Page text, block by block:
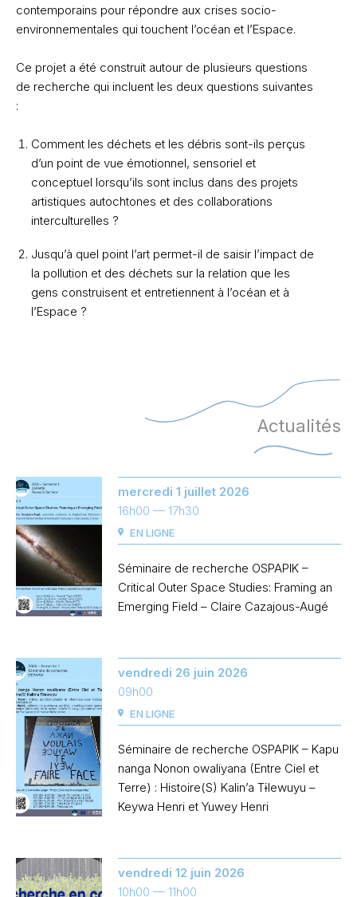
contemporains pour répondre aux crises socio-
environnementales qui touchent l’océan et l’Espace.
Ce projet a été construit autour de plusieurs questions
de recherche qui incluent les deux questions suivantes
:
Comment les déchets et les débris sont-ils perçus
d’un point de vue émotionnel, sensoriel et
conceptuel lorsqu’ils sont inclus dans des projets
artistiques autochtones et des collaborations
interculturelles ?
Jusqu’à quel point l’art permet-il de saisir l’impact de
la pollution et des déchets sur la relation que les
gens construisent et entretiennent à l’océan et à
l’Espace ?
Actualités
mercredi 1 juillet 2026
16h00 — 17h30
EN LIGNE
Séminaire de recherche OSPAPIK –
Critical Outer Space Studies: Framing an
Emerging Field – Claire Cazajous-Augé
vendredi 26 juin 2026
09h00
EN LIGNE
Séminaire de recherche OSPAPIK – Kapu
nanga Nonon owaliyana (Entre Ciel et
Terre) : Histoire(S) Kalin’a Tɨlewuyu –
Keywa Henri et Yuwey Henri
vendredi 12 juin 2026
10h00 — 11h00